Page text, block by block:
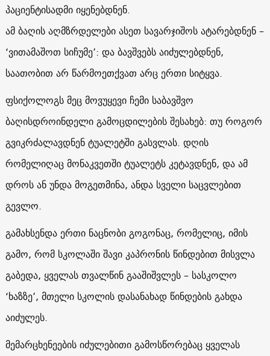
პაციენტისადმი იყენებდნენ.
ამ ბაღის აღმზრდელები ასეთ სავარჯიშოს ატარებდნენ –
‘ვითამაშოთ სიჩუმე’: და ბავშვებს აიძულებდნენ,
საათობით არ წარმოეთქვათ არც ერთი სიტყვა.
ფსიქოლოგს მეც მოვუყევი ჩემი საბავშვო
ბაღისდროინდელი გამოცდილების შესახებ: თუ როგორ
გვიკრძალავდნენ ტუალეტში გასვლას. დღის
რომელიღაც მონაკვეთში ტუალეტს კეტავდნენ, და ამ
დროს ან უნდა მოგეთმინა, ანდა სველი საცვლებით
გევლო.
გამახსენდა ერთი ნაცნობი გოგონაც, რომელიც, იმის
გამო, რომ სკოლაში შავი კაპრონის წინდებით მისვლა
გაბედა, ყველას თვალწინ გააშიშვლეს – სასკოლო
‘ხაზზე’, მთელი სკოლის დასანახად წინდების გახდა
აიძულეს.
მემარცხენეების იძულებითი გამოსწორებაც ყველას